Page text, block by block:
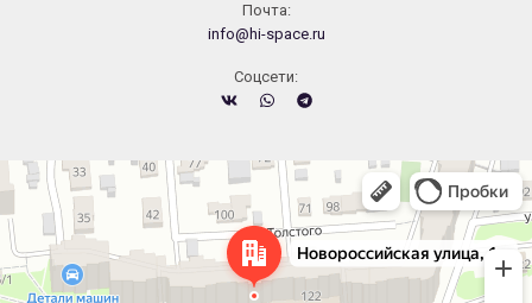
Почта:
info@hi-space.ru
Cоцсети:
Челябинск
Новороссийская улица, 122 — Яндекс.Карты